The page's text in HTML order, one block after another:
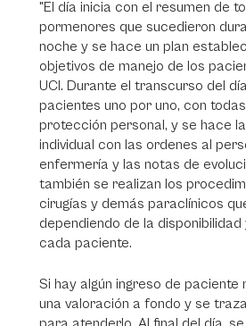
"El día inicia con el resumen de
pormenores que sucedieron
noche y se hace un plan
objetivos de manejo de los
UCI. Durante el transcurso del
pacientes uno por uno, con
protección personal, y se hace
individual con las ordenes al
enfermería y las notas de
también se realizan los
cirugías y demás paraclínicos
dependiendo de la disponibilidad
cada paciente.
Si hay algún ingreso de paciente
una valoración a fondo y se